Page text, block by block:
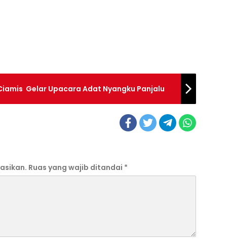
Gelar Upacara Adat Nyangku Panjalu
Ruas yang wajib ditandai *